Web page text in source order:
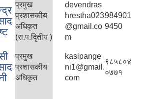
प्रमुख
प्रशासकीय
अधिकृत
(रा.प.दृितीय )
devendras
hrestha023
@gmail.co
m
984901
9450
प्रमुख
प्रशासकीय
अधिकृत
kasipange
ni1@gmail.
com
९८५८०४
०७७१